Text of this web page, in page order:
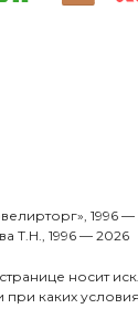
1996 —
Т.Н., 1996 — 2026
носит
каких